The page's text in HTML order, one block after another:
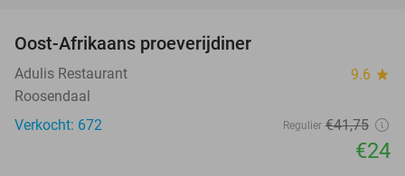
Oost-Afrikaans proeverijdiner
Adulis Restaurant 9.6 star
Roosendaal
Verkocht: 672
Regulier €41,75
€24